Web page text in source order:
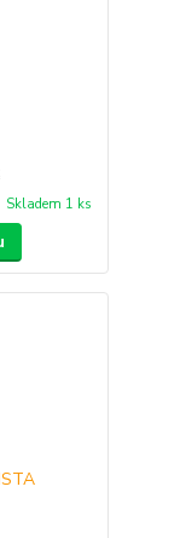
Skladem 1 ks